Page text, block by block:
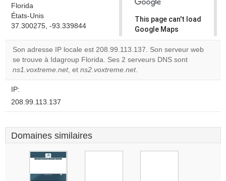
Florida
États-Unis
37.300275, -93.339844
This page can't load
Google Maps
correctly.
Do you
Son adresse IP locale est 208.99.113.137. Son serveur web
se trouve à Idagroup Florida. Ses 2 serveurs DNS sont
ns1.voxtreme.net, et ns2.voxtreme.net.
IP:
208.99.113.137
Domaines similaires